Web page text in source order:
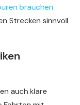
brauchen
Strecken sinnvoll
auch klare